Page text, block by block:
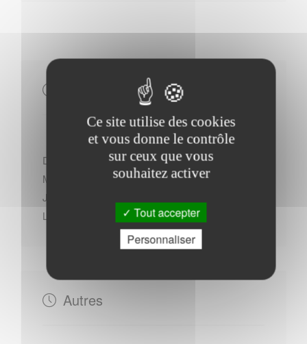
Horaires Mairie
Du Vendredi au Samedi : - 09h00 à 12h00
Mardi : - 09h00 à 12h00 - 14h30 à 17h30
Jeudi : - 09h00 à 12h00 - 14h30 à 17h30
Lundi : - 09h00 à 12h00
Autres
Ce site utilise des cookies
et vous donne le contrôle
sur ceux que vous
souhaitez activer
Tout accepter
Personnaliser